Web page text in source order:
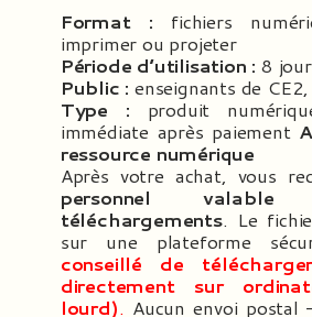
Format : fichiers
imprimer ou projeter
Période d’utilisation : 8
Public : enseignants de
Type : produit
immédiate après paiement
ressource numérique
Après votre achat, vous
personnel
téléchargements. Le
sur une plateforme
conseillé de
directement sur
lourd). Aucun envoi postal